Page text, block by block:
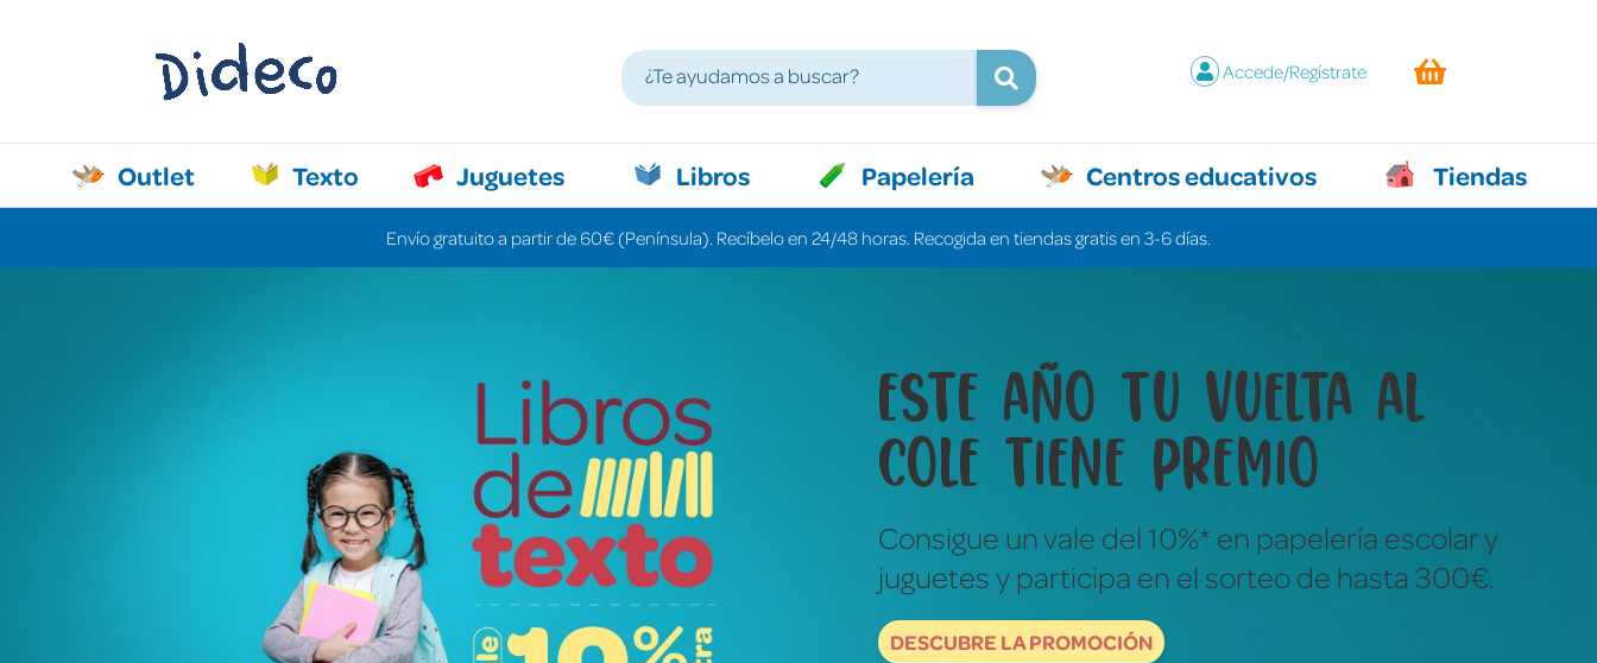
Accede/Regístrate
Outlet Texto Juguetes Libros Papelería Centros educativos Tiendas
Envío gratuito a partir de 60€ (Península). Recíbelo en 24/48 horas. Recogida en tiendas gratis en 3-6 días.
Libros y juegos que lo
cuentan todo sin decir ni
una palabra
Fotografías reales para descubrir y explorar el
mundo de verdad.